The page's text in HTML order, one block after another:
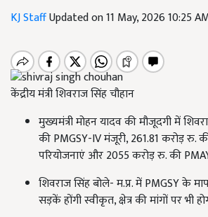
KJ StaffUpdated on 11 May, 2026 10:25
केंद्रीय मंत्री शिवराज सिंह चौहान
मुख्यमंत्री मोहन यादव की मौजूदगी में
की PMGSY-IV मंजूरी, 261.81 करोड़ रु.
परियोजनाएं और 2055 करोड़ रु. की
शिवराज सिंह बोले- म.प्र. में PMGSY के
सड़कें होंगी स्वीकृत, क्षेत्र की मांगों पर भी